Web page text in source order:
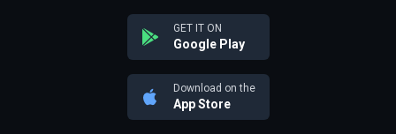
GET IT ON
Google Play
Download on the
App Store